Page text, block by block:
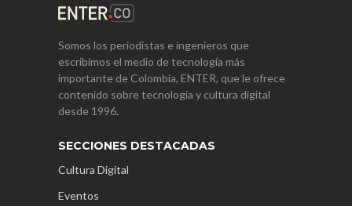
Somos los periodistas e ingenieros que
escribimos el medio de tecnología más
importante de Colombia, ENTER, que le ofrece
contenido sobre tecnología y cultura digital
desde 1996.
SECCIONES DESTACADAS
Cultura Digital
Eventos